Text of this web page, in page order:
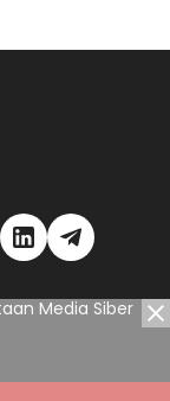
Media Siber